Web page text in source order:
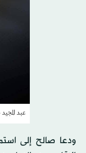
عبد
ودعا صالح إلى